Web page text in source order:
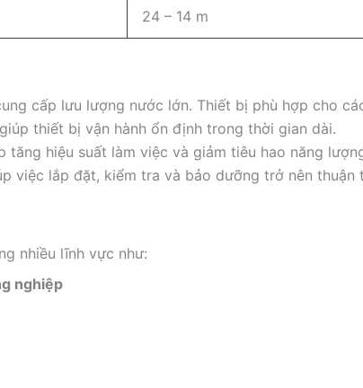
24 – 14 m
cấp lưu lượng nước lớn. Thiết bị phù hợp cho
thiết bị vận hành ổn định trong thời gian dài.
tăng hiệu suất làm việc và giảm tiêu hao năng
việc lắp đặt, kiểm tra và bảo dưỡng trở nên thuận
nhiều lĩnh vực như:
nghiệp